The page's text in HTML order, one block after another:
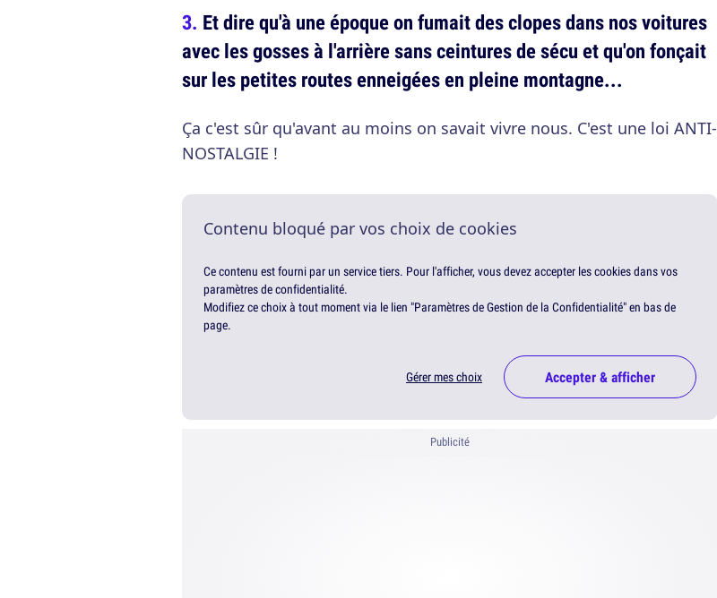
Et dire qu'à une époque on fumait des clopes dans nos voitures
avec les gosses à l'arrière sans ceintures de sécu et qu'on fonçait
sur les petites routes enneigées en pleine montagne...
Ça c'est sûr qu'avant au moins on savait vivre nous. C'est une loi ANTI-
NOSTALGIE !
Contenu bloqué par vos choix de cookies
Ce contenu est fourni par un service tiers. Pour l'afficher, vous devez accepter les cookies dans vos
paramètres de confidentialité.
Modifiez ce choix à tout moment via le lien "Paramètres de Gestion de la Confidentialité" en bas de
page.
Gérer mes choix Accepter & afficher
Publicité